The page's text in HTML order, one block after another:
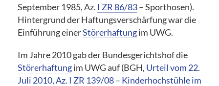
September 1985, Az. I ZR 86/83– Sporthosen).
Hintergrund der Haftungsverschärfung war die
Einführung einerStörerhaftungim UWG.
Im Jahre 2010 gab der Bundesgerichtshof die
Störerhaftungim UWG auf (BGH, Urteil vom 22.
Juli 2010, Az. I ZR 139/08 – Kinderhochstühle im